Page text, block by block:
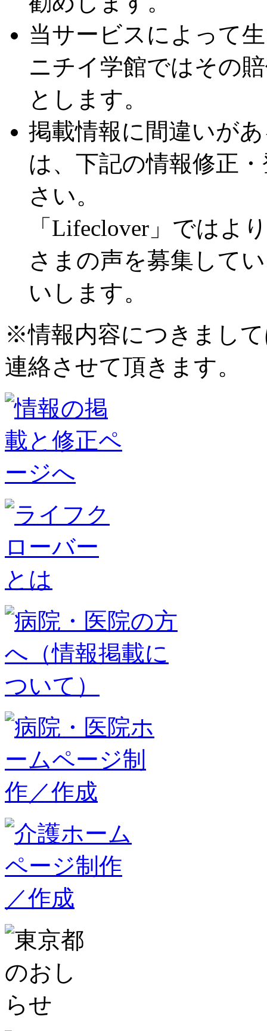
当サービスによって
ニチイ学館ではその
とします。
掲載情報に間違いが
は、下記の情報修正
さい。
「Lifeclover」ではよ
さまの声を募集して
いします。
※情報内容につきまし
連絡させて頂きます。